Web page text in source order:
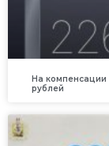
На компенсации
рублей